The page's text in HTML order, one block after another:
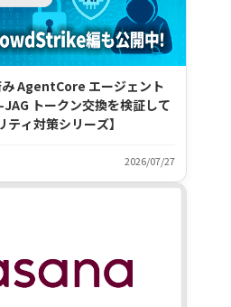
み AgentCore エージェント
トークン交換を検証して
ィ対策シリーズ】
2026/07/27